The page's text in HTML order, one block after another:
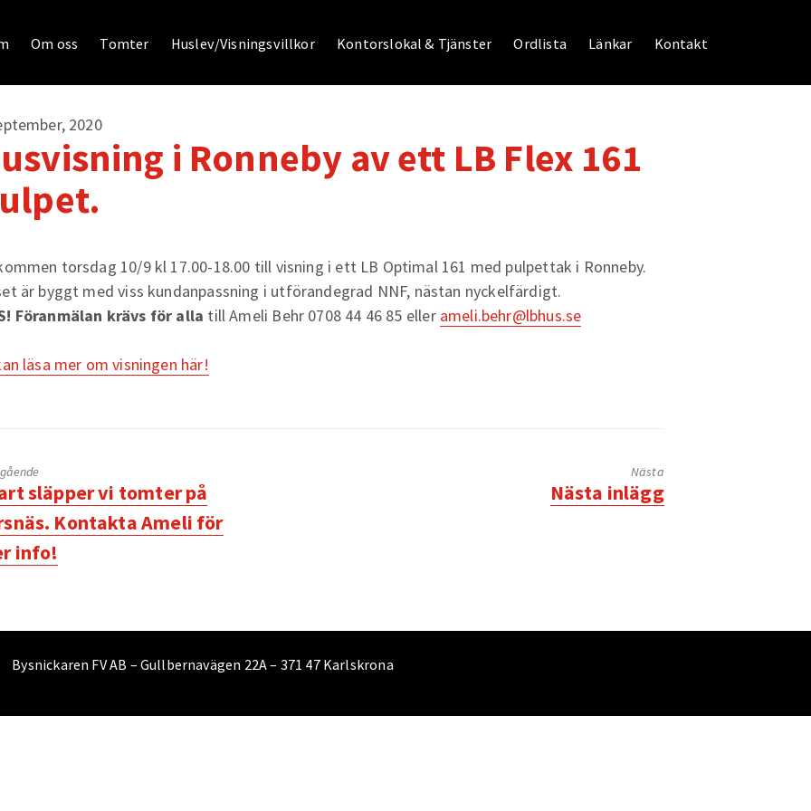
Om oss Tomter Huslev/Visningsvillkor Kontorslokal & Tjänster Ordlista Länkar Kontakt
2020
i Ronneby av ett LB Flex 161
torsdag 10/9 kl 17.00-18.00 till visning i ett LB Optimal 161 med pulpettak i Ronneby.
är byggt med viss kundanpassning i utförandegrad NNF, nästan nyckelfärdigt.
Föranmälan krävs för alla till Ameli Behr 0708 44 46 85 eller ameli.behr@lbhus.se
läsa mer om visningen här!
släpper vi tomter på
Kontakta Ameli för
info!
Nästa
Nästa
Nästa inlägg
Bysnickaren FV AB – Gullbernavägen 22A – 371 47 Karlskrona